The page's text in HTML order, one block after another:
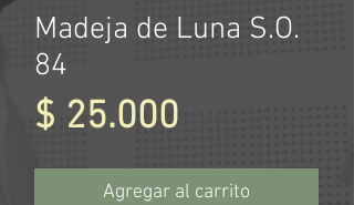
Madeja de Luna S.O.
84
$ 25.000
Agregar al carrito